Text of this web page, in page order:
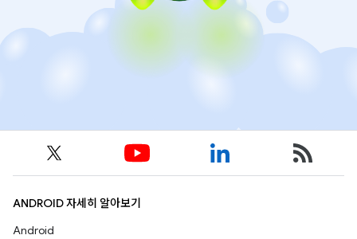
ANDROID 자세히 알아보기
Android